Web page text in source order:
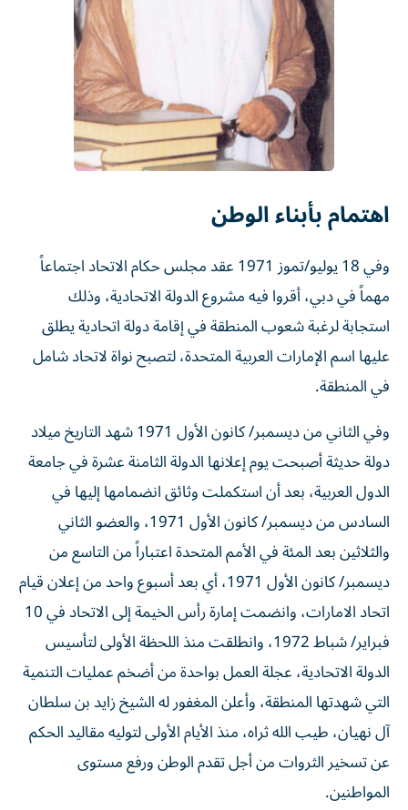
اهتمام بأبناء الوطن
وفي 18 يوليو/تموز 1971 عقد مجلس حكام الاتحاد اجتماعاً
مهماً في دبي، أقروا فيه مشروع الدولة الاتحادية، وذلك
استجابة لرغبة شعوب المنطقة في إقامة دولة اتحادية يطلق
عليها اسم الإمارات العربية المتحدة، لتصبح نواة لاتحاد شامل
في المنطقة.
وفي الثاني من ديسمبر/ كانون الأول 1971 شهد التاريخ ميلاد
دولة حديثة أصبحت يوم إعلانها الدولة الثامنة عشرة في جامعة
الدول العربية، بعد أن استكملت وثائق انضمامها إليها في
السادس من ديسمبر/ كانون الأول 1971، والعضو الثاني
والثلاثين بعد المئة في الأمم المتحدة اعتباراً من التاسع من
ديسمبر/ كانون الأول 1971، أي بعد أسبوع واحد من إعلان قيام
اتحاد الامارات، وانضمت إمارة رأس الخيمة إلى الاتحاد في 10
فبراير/ شباط 1972، وانطلقت منذ اللحظة الأولى لتأسيس
الدولة الاتحادية، عجلة العمل بواحدة من أضخم عمليات التنمية
التي شهدتها المنطقة، وأعلن المغفور له الشيخ زايد بن سلطان
آل نهيان، طيب الله ثراه، منذ الأيام الأولى لتوليه مقاليد الحكم
عن تسخير الثروات من أجل تقدم الوطن ورفع مستوى
المواطنين.